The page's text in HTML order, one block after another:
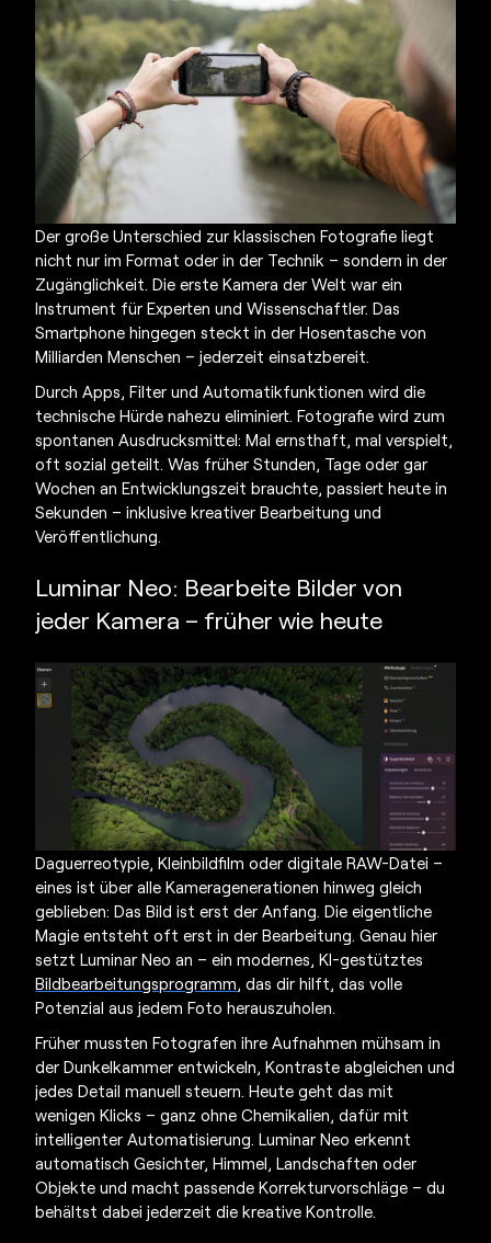
Der große Unterschied zur klassischen Fotografie liegt
nicht nur im Format oder in der Technik – sondern in der
Zugänglichkeit. Dieerste Kamera der Welt war ein
Instrument für Experten und Wissenschaftler. Das
Smartphone hingegen steckt in der Hosentasche von
Milliarden Menschen – jederzeit einsatzbereit.
Durch Apps, Filter und Automatikfunktionen wird die
technische Hürde nahezu eliminiert. Fotografie wird zum
spontanen Ausdrucksmittel: Mal ernsthaft, mal verspielt,
oft sozial geteilt. Was früher Stunden, Tage oder gar
Wochen an Entwicklungszeit brauchte, passiert heute in
Sekunden – inklusive kreativer Bearbeitung und
Veröffentlichung.
Luminar Neo: Bearbeite Bilder von
jeder Kamera – früher wie heute
Daguerreotypie, Kleinbildfilm oder digitale RAW-Datei –
eines ist über alle Kameragenerationen hinweg gleich
geblieben: Das Bild ist erst der Anfang. Die eigentliche
Magie entsteht oft erst in der Bearbeitung. Genau hier
setzt Luminar Neo an – ein modernes, KI-gestütztes
Bildbearbeitungsprogramm, das dir hilft, das volle
Potenzial aus jedem Foto herauszuholen.
Früher mussten Fotografen ihre Aufnahmen mühsam in
der Dunkelkammer entwickeln, Kontraste abgleichen und
jedes Detail manuell steuern. Heute geht das mit
wenigen Klicks – ganz ohne Chemikalien, dafür mit
intelligenter Automatisierung. Luminar Neo erkennt
automatisch Gesichter, Himmel, Landschaften oder
Objekte und macht passende Korrekturvorschläge – du
behältst dabei jederzeit die kreative Kontrolle.